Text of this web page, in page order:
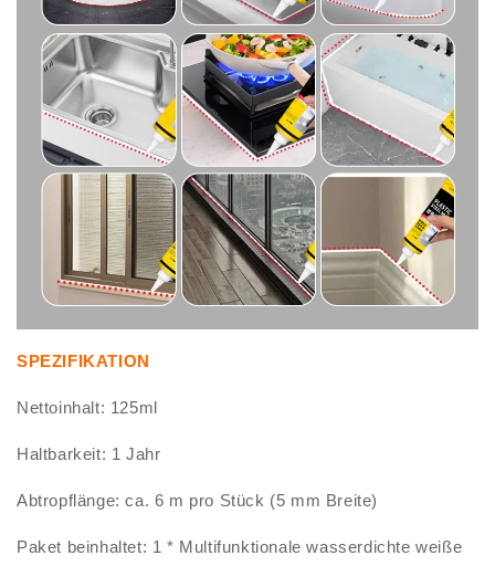
SPEZIFIKATION
Nettoinhalt: 125ml
Haltbarkeit: 1 Jahr
Abtropflänge: ca. 6 m pro Stück (5 mm Breite)
Paket beinhaltet: 1 * Multifunktionale wasserdichte weiße